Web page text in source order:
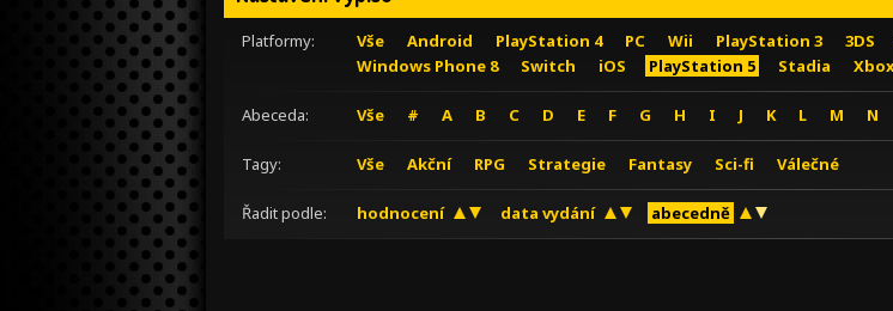
Platformy: Vše Android PlayStation 4 PC Wii PlayStation 3 3DS
Windows Phone 8
Switch iOS PlayStation 5 Stadia
Abeceda: Vše # A B C D E F G H I J K L M N
Tagy: Vše Akční RPG Strategie Fantasy Sci-fi Válečné
Řadit podle: hodnocení data vydání abecedně